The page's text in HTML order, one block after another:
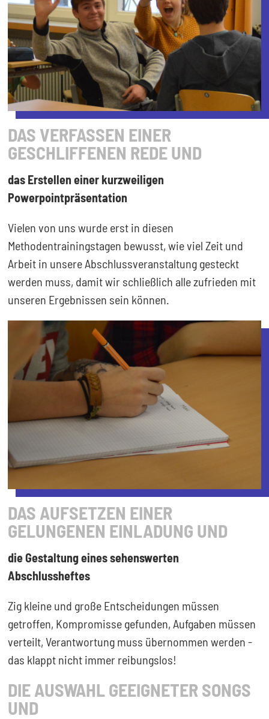
DAS VERFASSEN EINER
GESCHLIFFENEN REDE UND
das Erstellen einer kurzweiligen
Powerpointpräsentation
Vielen von uns wurde erst in diesen
Methodentrainingstagen bewusst, wie viel Zeit und
Arbeit in unsere Abschlussveranstaltung gesteckt
werden muss, damit wir schließlich alle zufrieden mit
unseren Ergebnissen sein können.
DAS AUFSETZEN EINER
GELUNGENEN EINLADUNG UND
die Gestaltung eines sehenswerten
Abschlussheftes
Zig kleine und große Entscheidungen müssen
getroffen, Kompromisse gefunden, Aufgaben müssen
verteilt, Verantwortung muss übernommen werden -
das klappt nicht immer reibungslos!
DIE AUSWAHL GEEIGNETER SONGS
UND